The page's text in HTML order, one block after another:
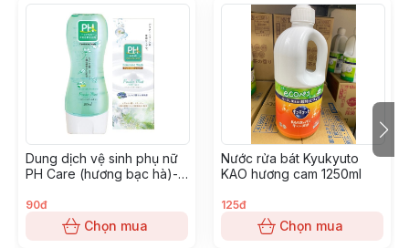
Dung dịch vệ sinh phụ nữ
PH Care (hương bạc hà)-
90đ
Chọn mua
Nước rửa bát Kyukyuto
KAO hương cam 1250ml
125đ
Chọn mua